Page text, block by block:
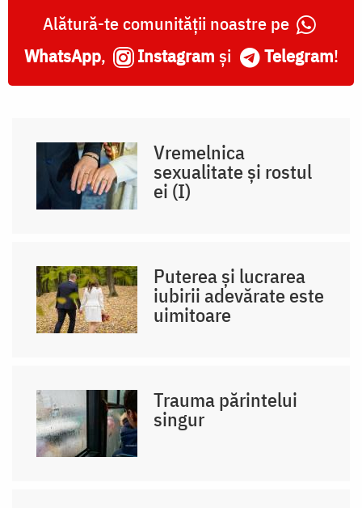
Alătură-te comunității noastre pe
WhatsApp, Instagram și Telegram!
Vremelnica
sexualitate și rostul
ei (I)
Puterea și lucrarea
iubirii adevărate este
uimitoare
Trauma părintelui
singur